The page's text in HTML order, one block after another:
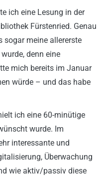
ich eine Lesung in der
Fürstenried. Genau
sogar meine allererste
denn eine
mich bereits im Januar
würde – und das habe
ich eine 60-minütige
wurde. Im
interessante und
Überwachung
wie aktiv/passiv diese